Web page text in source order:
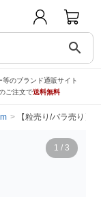
search
のブランド通販サイト
ご注文で送料無料
【粒売り/バラ売り】
1 / 3